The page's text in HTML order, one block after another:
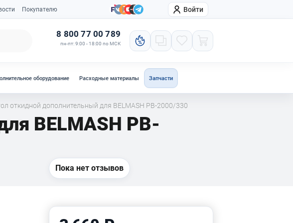
Покупателю Компания Войти
8 800 77 00 789
пн-пт: 9:00 - 18:00 по МСК
оборудование Расходные материалы Запчасти
откидной дополнительный для BELMASH PB-2000/330
BELMASH PB-
Пока нет отзывов